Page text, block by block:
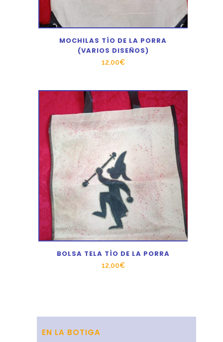
MOCHILAS TÍO DE LA PORRA
(VARIOS DISEÑOS)
12,00€
BOLSA TELA TÍO DE LA PORRA
12,00€
EN LA BOTIGA